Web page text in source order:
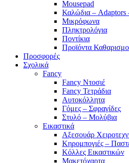
Mousepad
Καλώδια – Adaptors
Μικρόφωνα
Πληκτρολόγια
Ποντίκια
Προϊόντα
Προσφορές
Σχολικά
Fancy
Fancy Ντοσιέ
Fancy Τετράδια
Αυτοκόλλητα
Γόμες – Σφραγίδες
Στυλό – Μολύβια
Εικαστικά
Αξεσουάρ
Κηρομπογιές –
Κόλλες Εικαστικών
Μακετόχαρτα